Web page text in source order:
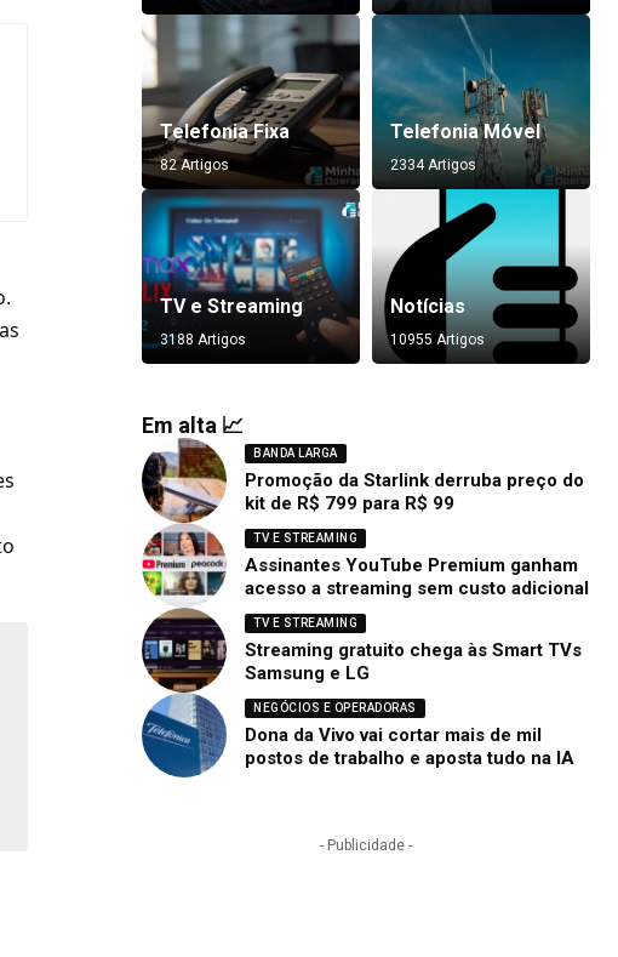
Telefonia Fixa
82 Artigos
Telefonia Móvel
2334 Artigos
TV e Streaming
3188 Artigos
Notícias
10955 Artigos
Em alta 📈
BANDA LARGA
Promoção da Starlink derruba preço do
kit de R$ 799 para R$ 99
TV E STREAMING
Assinantes YouTube Premium ganham
acesso a streaming sem custo adicional
TV E STREAMING
Streaming gratuito chega às Smart TVs
Samsung e LG
NEGÓCIOS E OPERADORAS
Dona da Vivo vai cortar mais de mil
postos de trabalho e aposta tudo na IA
- Publicidade -